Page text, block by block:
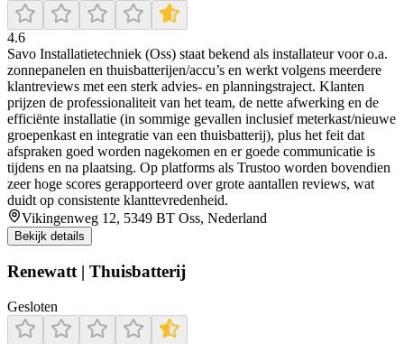
4.6
Savo Installatietechniek (Oss) staat bekend als installateur voor o.a.
zonnepanelen en thuisbatterijen/accu’s en werkt volgens meerdere
klantreviews met een sterk advies- en planningstraject. Klanten
prijzen de professionaliteit van het team, de nette afwerking en de
efficiënte installatie (in sommige gevallen inclusief meterkast/nieuwe
groepenkast en integratie van een thuisbatterij), plus het feit dat
afspraken goed worden nagekomen en er goede communicatie is
tijdens en na plaatsing. Op platforms als Trustoo worden bovendien
zeer hoge scores gerapporteerd over grote aantallen reviews, wat
duidt op consistente klanttevredenheid.
Vikingenweg 12, 5349 BT Oss, Nederland
Bekijk details
Renewatt | Thuisbatterij
Gesloten